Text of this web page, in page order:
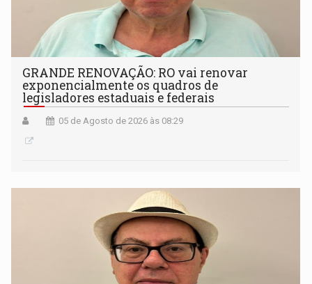
GRANDE RENOVAÇÃO: RO vai renovar
exponencialmente os quadros de
legisladores estaduais e federais
05 de Agosto de 2026 às 08:29